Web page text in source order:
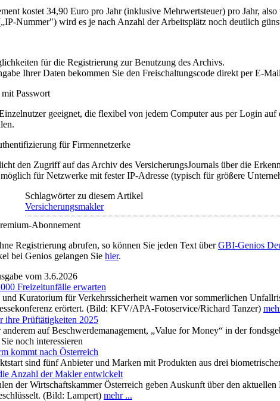
kostet 34,90 Euro pro Jahr (inklusive Mehrwertsteuer) pro Jahr,
Nummer") wird es je nach Anzahl der Arbeitsplätz noch deutlich
für die Registrierung zur Benutzung des Archivs.
Ihrer Daten bekommen Sie den Freischaltungscode direkt per E-
Passwort
geeignet, die flexibel von jedem Computer aus per Login
für Firmennetzerke
den Zugriff auf das Archiv des VersicherungsJournals über die
für Netzwerke mit fester IP-Adresse (typisch für größere
Schlagwörter zu diesem Artikel
Versicherungsmakler
Abonnement
Registrierung abrufen, so können Sie jeden Text überGBI-Genios
bei Genios gelangen Sie hier.
vom 3.6.2026
Freizeitunfälle erwarten
und Kuratorium für Verkehrssicherheit warnen vor sommerlichen
erörtert. (Bild: KFV/APA-Fotoservice/Richard Tanzer)
ihre Prüftätigkeiten 2025
auf Beschwerdemanagement, „Value for Money“ in der
noch interessieren
kommt nach Österreich
sind fünf Anbieter und Marken mit Produkten aus drei
Anzahl der Makler entwickelt
der Wirtschaftskammer Österreich geben Auskunft über den
(Bild: Lampert) mehr ...